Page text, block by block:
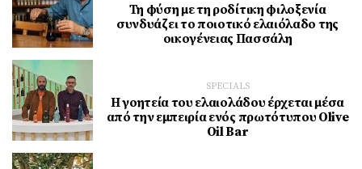
Τη φύση με τη ροδίτικη φιλοξενία
συνδυάζει το ποιοτικό ελαιόλαδο της
οικογένειας Πασσάλη
SPECIALS
Η γοητεία του ελαιολάδου έρχεται μέσα
από την εμπειρία ενός πρωτότυπου Olive
Oil Bar